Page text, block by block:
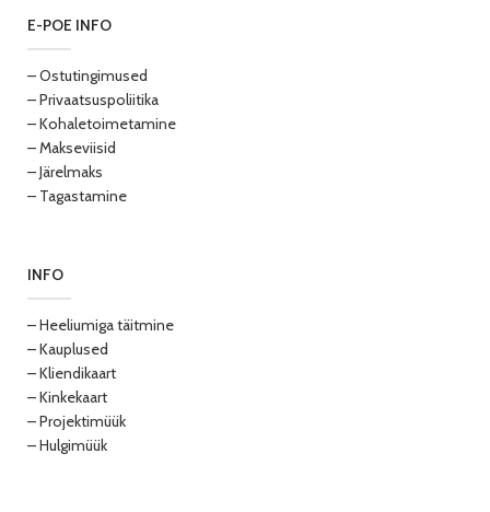
E-POE INFO
– Ostutingimused
– Privaatsuspoliitika
– Kohaletoimetamine
– Makseviisid
– Järelmaks
– Tagastamine
INFO
– Heeliumiga täitmine
– Kauplused
– Kliendikaart
– Kinkekaart
– Projektimüük
– Hulgimüük